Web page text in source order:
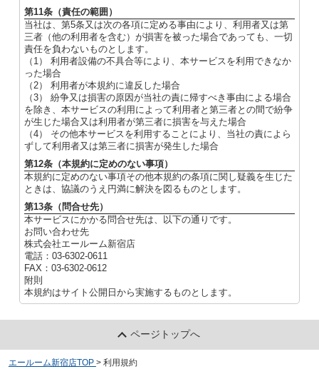
第11条（責任の範囲）
当社は、第5条又は次の各項に定める事由により、利用者又は第
三者（他の利用者を含む）が損害を被った場合であっても、一切
責任を負わないものとします。
（1） 利用者設備の不具合等により、本サービスを利用できなか
った場合
（2） 利用者が本規約に違反した場合
（3） 紛争又は損害の原因が当社の責に帰すべき事由による場合
を除き、本サービスの利用によって利用者と第三者との間で紛争
が生じた場合又は利用者が第三者に損害を与えた場合
（4） その他本サービスを利用することにより、当社の責によら
ずして利用者又は第三者に損害が発生した場合
第12条（本規約に定めのない事項）
本規約に定めのない事項その他本規約の条項に関し疑義を生じた
ときは、協議のうえ円満に解決を図るものとします。
第13条（問合せ先）
本サービスにかかる問合せ先は、以下の通りです。
お問い合わせ先
株式会社エールーム新宿店
電話：03-6302-0611
FAX：03-6302-0612
附則
本規約はサイト公開日から実施するものとします。
ページトップへ
エールーム新宿店TOP > 利用規約